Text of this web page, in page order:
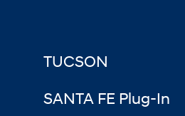
TUCSON
SANTA FE Plug-In